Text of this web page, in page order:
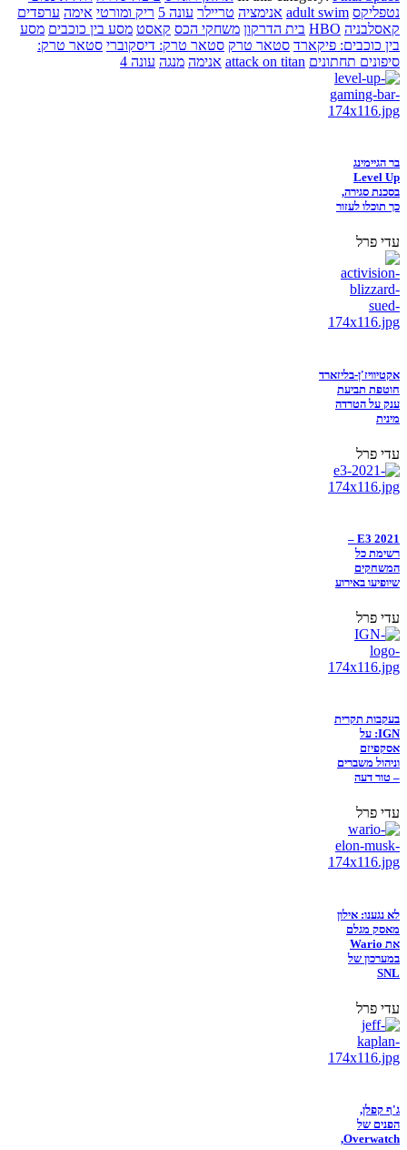
נטפליקס adult swim אנימציה טריילר עונה 5 ריק ומורטי אימה ערפדים
קאסלבניה HBO בית הדרקון משחקי הכס קאסט מסע בין כוכבים מסע
בין כוכבים: פיקארד סטאר טרק סטאר טרק: דיסקוברי סטאר טרק:
סיפונים תחתונים attack on titan אנימה מנגה עונה 4
בר הגיימינג
Level Up
בסכנת סגירה,
כך תוכלו לעזור
עדי פרל
אקטיוויז'ן-בליזארד
חוטפת תביעת
ענק על הטרדה
מינית
עדי פרל
E3 2021 –
רשימת כל
המשחקים
שיופיעו באירוע
עדי פרל
בעקבות תקרית
IGN: על
אסקפיזם
וניהול משברים
– טור דעה
עדי פרל
לא נגענו: אילון
מאסק מגלם
את Wario
במערכון של
SNL
עדי פרל
ג'ף קפלן,
הפנים של
Overwatch,